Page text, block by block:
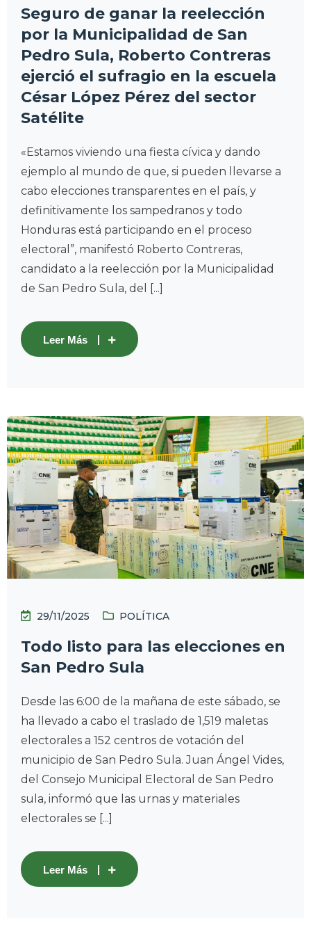
Seguro de ganar la reelección
por la Municipalidad de San
Pedro Sula, Roberto Contreras
ejerció el sufragio en la escuela
César López Pérez del sector
Satélite
«Estamos viviendo una fiesta cívica y dando
ejemplo al mundo de que, si pueden llevarse a
cabo elecciones transparentes en el país, y
definitivamente los sampedranos y todo
Honduras está participando en el proceso
electoral”, manifestó Roberto Contreras,
candidato a la reelección por la Municipalidad
de San Pedro Sula, del [...]
Leer Más
29/11/2025 POLÍTICA
Todo listo para las elecciones en
San Pedro Sula
Desde las 6:00 de la mañana de este sábado, se
ha llevado a cabo el traslado de 1,519 maletas
electorales a 152 centros de votación del
municipio de San Pedro Sula. Juan Ángel Vides,
del Consejo Municipal Electoral de San Pedro
sula, informó que las urnas y materiales
electorales se [...]
Leer Más